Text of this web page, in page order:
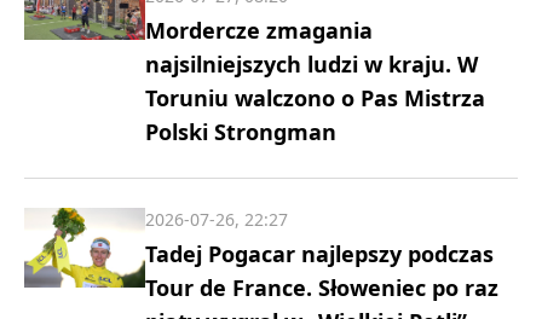
Mordercze zmagania
najsilniejszych ludzi w kraju. W
Toruniu walczono o Pas Mistrza
Polski Strongman
Tadej Pogacar najlepszy podczas
Tour de France. Słoweniec po raz
2026-07-26, 22:27